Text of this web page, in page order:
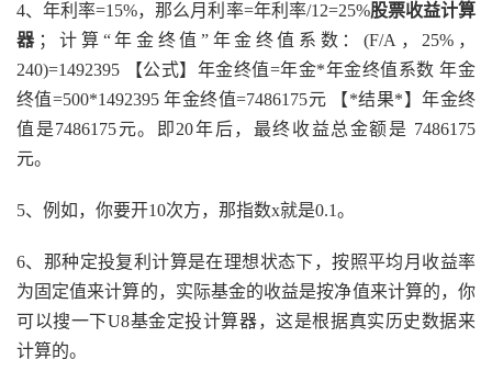
4、年利率=15%，那么月利率=年利率/12=25%股票收益计算
器 ；计算“年金终值”年金终值系数：(F/A，25%，
240)=1492395 【公式】年金终值=年金*年金终值系数 年金
终值=500*1492395 年金终值=7486175元 【*结果*】年金终
值是7486175元。即20年后，最终收益总金额是 7486175
元。
5、例如，你要开10次方，那指数x就是0.1。
6、那种定投复利计算是在理想状态下，按照平均月收益率
为固定值来计算的，实际基金的收益是按净值来计算的，你
可以搜一下U8基金定投计算器，这是根据真实历史数据来
计算的。